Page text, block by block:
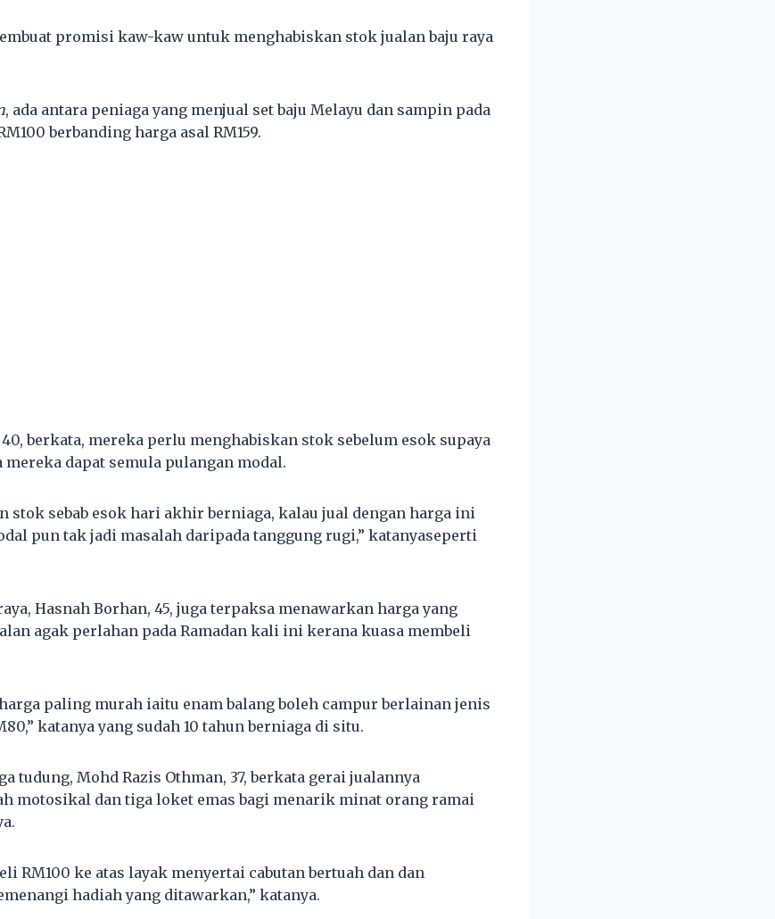
promisi kaw-kaw untuk menghabiskan stok jualan baju raya
, ada antara peniaga yang menjual set baju Melayu dan sampin pada
berbanding harga asal RM159.
berkata, mereka perlu menghabiskan stok sebelum esok supaya
dapat semula pulangan modal.
stok sebab esok hari akhir berniaga, kalau jual dengan harga ini
pun tak jadi masalah daripada tanggung rugi,” katanyaseperti
Hasnah Borhan, 45, juga terpaksa menawarkan harga yang
agak perlahan pada Ramadan kali ini kerana kuasa membeli
harga paling murah iaitu enam balang boleh campur berlainan jenis
katanya yang sudah 10 tahun berniaga di situ.
tudung, Mohd Razis Othman, 37, berkata gerai jualannya
motosikal dan tiga loket emas bagi menarik minat orang ramai
RM100 ke atas layak menyertai cabutan bertuah dan dan
hadiah yang ditawarkan,” katanya.